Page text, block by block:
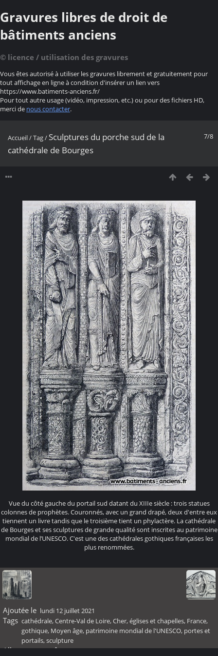
Gravures libres de droit de
bâtiments anciens
© licence / utilisation des gravures
Vous êtes autorisé à utiliser les gravures librement et gratuitement pour
tout affichage en ligne à condition d'insérer un lien vers
https://www.batiments-anciens.fr/
Pour tout autre usage (vidéo, impression, etc.) ou pour des fichiers HD,
merci de nous contacter.
7/8
Accueil/Tag/ Sculptures du porche sud de la
cathédrale de Bourges
Vue du côté gauche du portail sud datant du XIIIe siècle : trois statues
colonnes de prophètes. Couronnés, avec un grand drapé, deux d'entre eux
tiennent un livre tandis que le troisième tient un phylactère. La cathédrale
de Bourges et ses sculptures de grande qualité sont inscrites au patrimoine
mondial de l’UNESCO. C'est une des cathédrales gothiques françaises les
plus renommées.
Ajoutée le lundi 12 juillet 2021
Tags cathédrale,Centre-Val de Loire,Cher,églises et chapelles, France,
gothique, Moyen âge, patrimoine mondial de l'UNESCO, portes et
portails,sculpture
Albums Moyen Âge